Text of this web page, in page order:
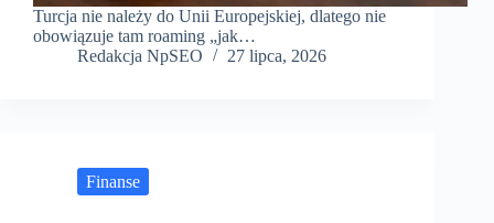
Turcja nie należy do Unii Europejskiej, dlatego nie
obowiązuje tam roaming „jak…
Redakcja NpSEO
27 lipca, 2026
Finanse